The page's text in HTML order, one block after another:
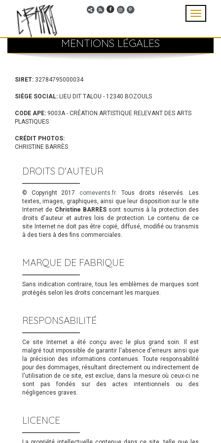
Aller au contenu principal
MENU
Accueil
Parcours
Techniques
Collections
Galerie vidéos
Actualités
Contact
Rechercher
Toggle
MENTIONS LÉGALES
SIRET: 32784795000034
SIÈGE SOCIAL: LIEU DIT TALOU - 12340 BOZOULS
CODE APE: 9003A - CRÉATION ARTISTIQUE RELEVANT DES ARTS
PLASTIQUES
CRÉDIT PHOTOS:
CHRISTINE BARRÈS
DROITS D'AUTEUR
© Copyright 2017 comevents.fr. Tous droits réservés. Les
textes, images, graphiques, ainsi que leur disposition sur le site
Internet de Christine BARRÈS sont soumis à la protection des
droits d'auteur et autres lois de protection. Le contenu de ce
site Internet ne doit pas être copié, diffusé, modifié ou transmis
à des tiers à des fins commerciales.
MARQUE DE FABRIQUE
Sans indication contraire, tous les emblèmes de marques sont
protégés selon les droits concernant les marques.
RESPONSABILITÉ
Ce site Internet a été conçu avec le plus grand soin. Il est
malgré tout impossible de garantir l'absence d'erreurs ainsi que
la précision des informations contenues. Toute responsabilité
pour des dommages, résultant directement ou indirectement de
l'utilisation de ce site, est exclue, dans la mesure où ceux-ci ne
sont pas fondés sur des actes intentionnels ou des
négligences graves.
LICENCE